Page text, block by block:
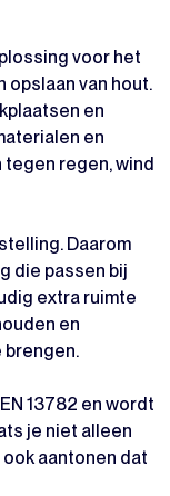
voor het
opslaan van hout.
en
en
regen, wind
Daarom
die passen bij
extra ruimte
en
brengen.
13782 en wordt
je niet alleen
aantonen dat